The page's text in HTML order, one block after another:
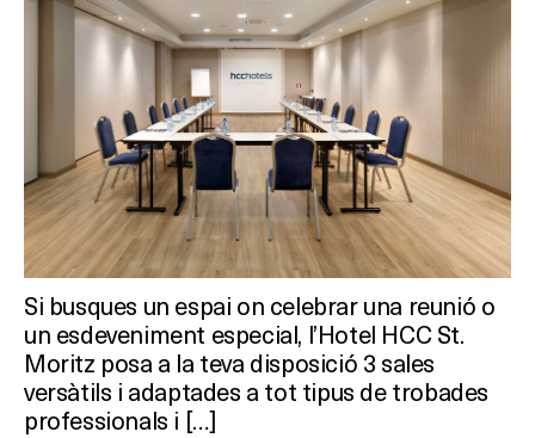
HOTELS
TERRASSES
BARS
SPAS
RESTAURANTS
SALES
Si busques un espai on celebrar una reunió o
un esdeveniment especial, l’Hotel HCC St.
Moritz posa a la teva disposició 3 sales
versàtils i adaptades a tot tipus de trobades
professionals i […]